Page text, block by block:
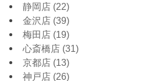
静岡店 (22)
金沢店 (39)
梅田店 (19)
心斎橋店 (31)
京都店 (13)
神戸店 (26)